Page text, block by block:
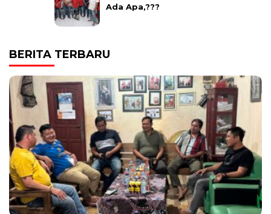
Ada Apa,???
BERITA TERBARU